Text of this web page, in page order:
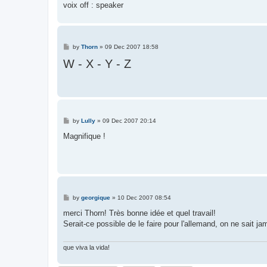
voix off : speaker
P
s
t
by Thorn» 09 Dec 2007 18:58
W - X - Y - Z
P
s
by Lully» 09 Dec 2007 20:14
Magnifique !
P
s
by georgique» 10 Dec 2007 08:54
merci Thorn! Très bonne idée et quel travail!
Serait-ce possible de le faire pour l'allemand, on ne sait
que viva la vida!